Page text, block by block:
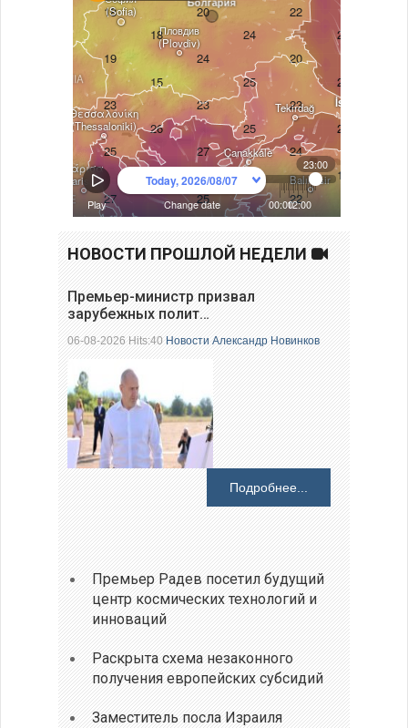
НОВОСТИ ПРОШЛОЙ НЕДЕЛИ
Премьер-министр призвал
зарубежных полит…
06-08-2026 Hits:40Новости Александр Новинков
Подробнее...
Премьер Радев посетил будущий
центр космических технологий и
инноваций
Раскрыта схема незаконного
получения европейских субсидий
Заместитель посла Израиля